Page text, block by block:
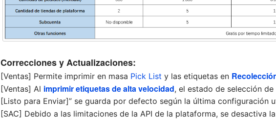
Correcciones y Actualizaciones:
[Ventas] Permite imprimir en masa Pick List y las etiquetas en
[Ventas] Al imprimir etiquetas de alta velocidad, el estado de selección
[Listo para Enviar]” se guarda por defecto según la última configuración
[SAC] Debido a las limitaciones de la API de la plataforma, se desactiva